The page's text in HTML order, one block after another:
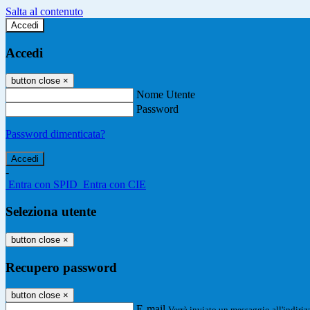
Salta al contenuto
Accedi
Accedi
button close ×
Nome Utente
Password
Password dimenticata?
-
Entra con SPID Entra con CIE
Seleziona utente
button close ×
Recupero password
button close ×